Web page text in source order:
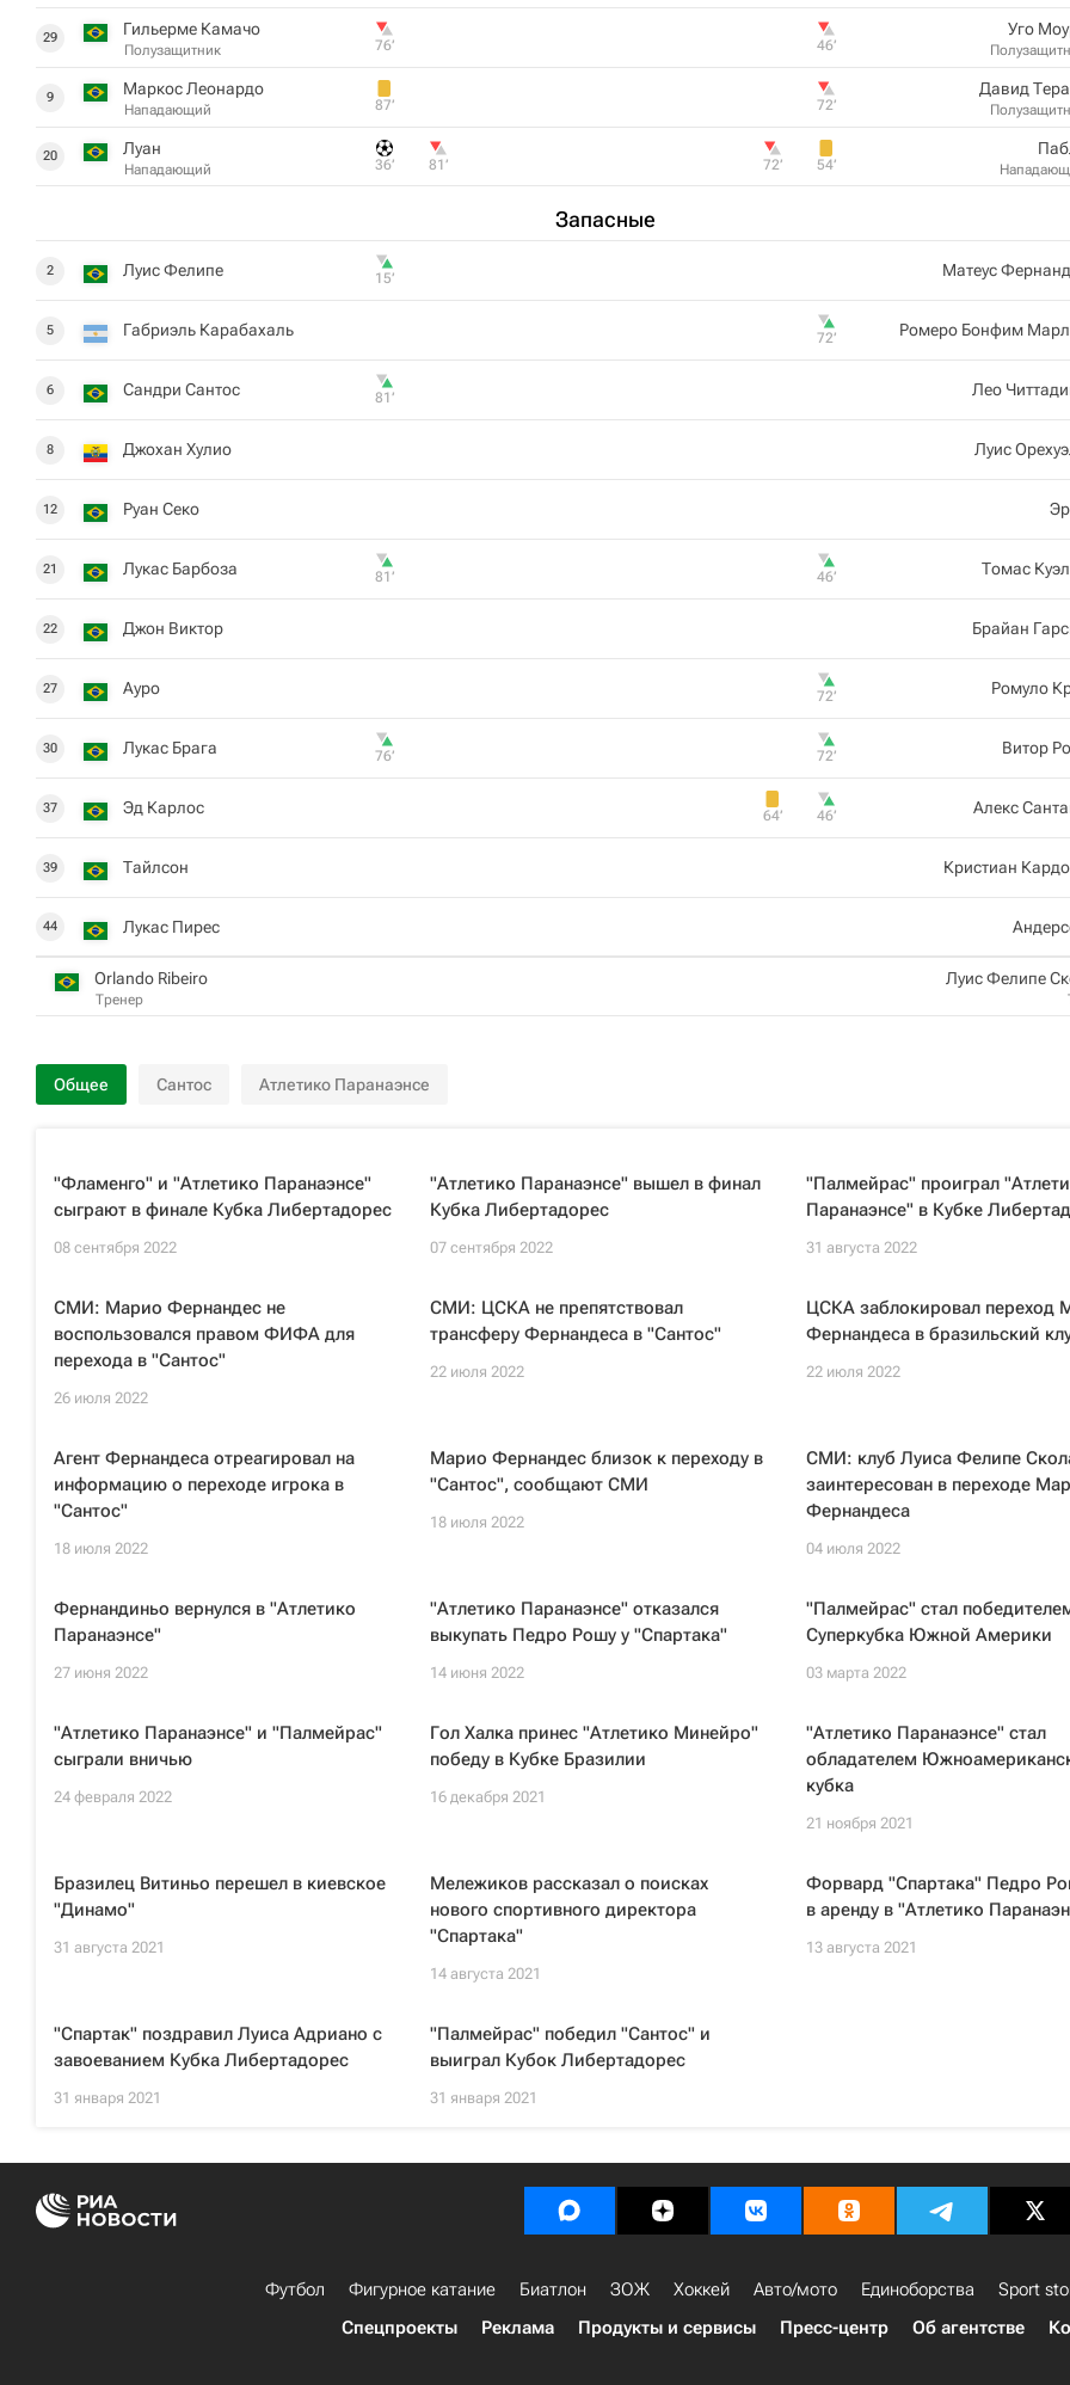
29 Гильерме Камачо
Полузащитник 76‎’‎
9 Маркос Леонардо
Нападающий 87‎’‎
20 Луан
Нападающий 36‎’‎ 81‎’‎
Запасные
2 Луис Фелипе 15‎’‎
5 Габриэль Карабахаль
6 Сандри Сантос 81‎’‎
8 Джохан Хулио
12 Руан Секо
21 Лукас Барбоза 81‎’‎
22 Джон Виктор
27 Ауро
30 Лукас Брага 76‎’‎
37 Эд Карлос
39 Тайлсон
44 Лукас Пирес
Orlando Ribeiro
Тренер
Уго
46‎’‎
Давид
72‎’‎
54‎’‎
72‎’‎
Матеус
Ромеро Бонфим
72‎’‎
Лео
Луис
Томас
46‎’‎
Брайан
Ромуло
72‎’‎
Витор
72‎’‎
Алекс
46‎’‎
64‎’‎
Кристиан
Луис Фелипе
Общее Сантос Атлетико Паранаэнсе
"Фламенго" и "Атлетико Паранаэнсе"
сыграют в финале Кубка Либертадорес
08 сентября 2022
"Атлетико Паранаэнсе" вышел в финал
Кубка Либертадорес
07 сентября 2022
"Палмейрас" проиграл
Паранаэнсе" в Кубке
31 августа 2022
СМИ: Марио Фернандес не
воспользовался правом ФИФА для
перехода в "Сантос"
26 июля 2022
СМИ: ЦСКА не препятствовал
трансферу Фернандеса в "Сантос"
22 июля 2022
ЦСКА заблокировал переход
Фернандеса в бразильский
22 июля 2022
Агент Фернандеса отреагировал на
информацию о переходе игрока в
"Сантос"
18 июля 2022
Марио Фернандес близок к переходу в
"Сантос", сообщают СМИ
18 июля 2022
СМИ: клуб Луиса Фелипе
заинтересован в переходе
Фернандеса
04 июля 2022
Фернандиньо вернулся в "Атлетико
Паранаэнсе"
27 июня 2022
"Атлетико Паранаэнсе" отказался
выкупать Педро Рошу у "Спартака"
14 июня 2022
"Палмейрас" стал
Суперкубка Южной Америки
03 марта 2022
"Атлетико Паранаэнсе" и "Палмейрас"
сыграли вничью
24 февраля 2022
Гол Халка принес "Атлетико Минейро"
победу в Кубке Бразилии
16 декабря 2021
"Атлетико Паранаэнсе" стал
обладателем
кубка
21 ноября 2021
Бразилец Витиньо перешел в киевское
"Динамо"
31 августа 2021
Мележиков рассказал о поисках
нового спортивного директора
"Спартака"
14 августа 2021
Форвард "Спартака" Педро
в аренду в "Атлетико
13 августа 2021
"Спартак" поздравил Луиса Адриано с
завоеванием Кубка Либертадорес
31 января 2021
"Палмейрас" победил "Сантос" и
выиграл Кубок Либертадорес
31 января 2021
Футбол Фигурное катание Биатлон ЗОЖ Хоккей Авто/мото Единоборства Sport
Спецпроекты
Реклама Продукты и сервисы Пресс-центр Об агентстве